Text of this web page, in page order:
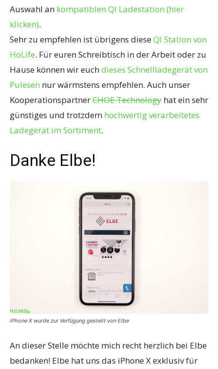
Auswahl an kompatiblen QI Ladestation (hier
klicken).
Sehr zu empfehlen ist übrigens dieseQI Station von
HoLife. Für euren Schreibtisch in der Arbeit oder zu
Hause können wir euchdieses Schnellladegerät von
Pulesen nur wärmstens empfehlen. Auch unser
KooperationspartnerCHOE Technology hat ein sehr
günstiges und trotzdem hochwertig verarbeitetes
Ladegerät im Sortiment.
Danke Elbe!
iPhone X wurde zur Verfügung gestellt von Elbe
An dieser Stelle möchte mich recht herzlich bei Elbe
bedanken! Elbe hat uns das iPhone X exklusiv für